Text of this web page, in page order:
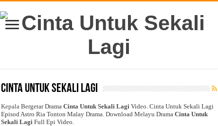
Cinta Untuk Sekali Lagi
Kepala Bergetar DramaCinta Untuk Sekali Lagi Video. Cinta Untuk Sekali Lagi
Episod Astro Ria Tonton Malay Drama. Download Melayu DramaCinta Untuk
Sekali Lagi Full Epi Video.